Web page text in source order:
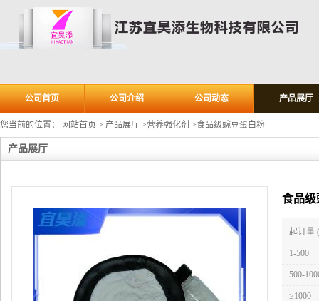
公司首页 公司介绍 公司动态 产品展厅
您当前的位置： 网站首页 > 产品展厅 >营养强化剂 >食品级豌豆蛋白粉
产品展厅
食品级
起订量
1-500
500-
≥1000